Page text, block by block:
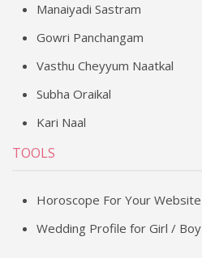
Manaiyadi Sastram
Gowri Panchangam
Vasthu Cheyyum Naatkal
Subha Oraikal
Kari Naal
TOOLS
Horoscope For Your Website
Wedding Profile for Girl / Boy